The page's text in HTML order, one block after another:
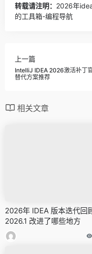
转载请注明： 2026年
的工具箱-编程导航
上一篇
IntelliJ IDEA 2026激活补丁
替代方案推荐
相关文章
2026年 IDEA 版本迭代回
2026.1 改进了哪些地方